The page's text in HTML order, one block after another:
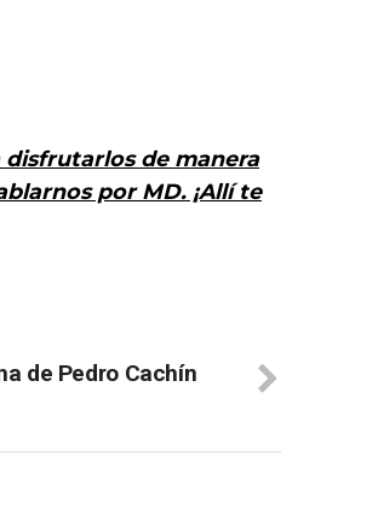
disfrutarlos de manera
por MD. ¡Allí te
de Pedro Cachín